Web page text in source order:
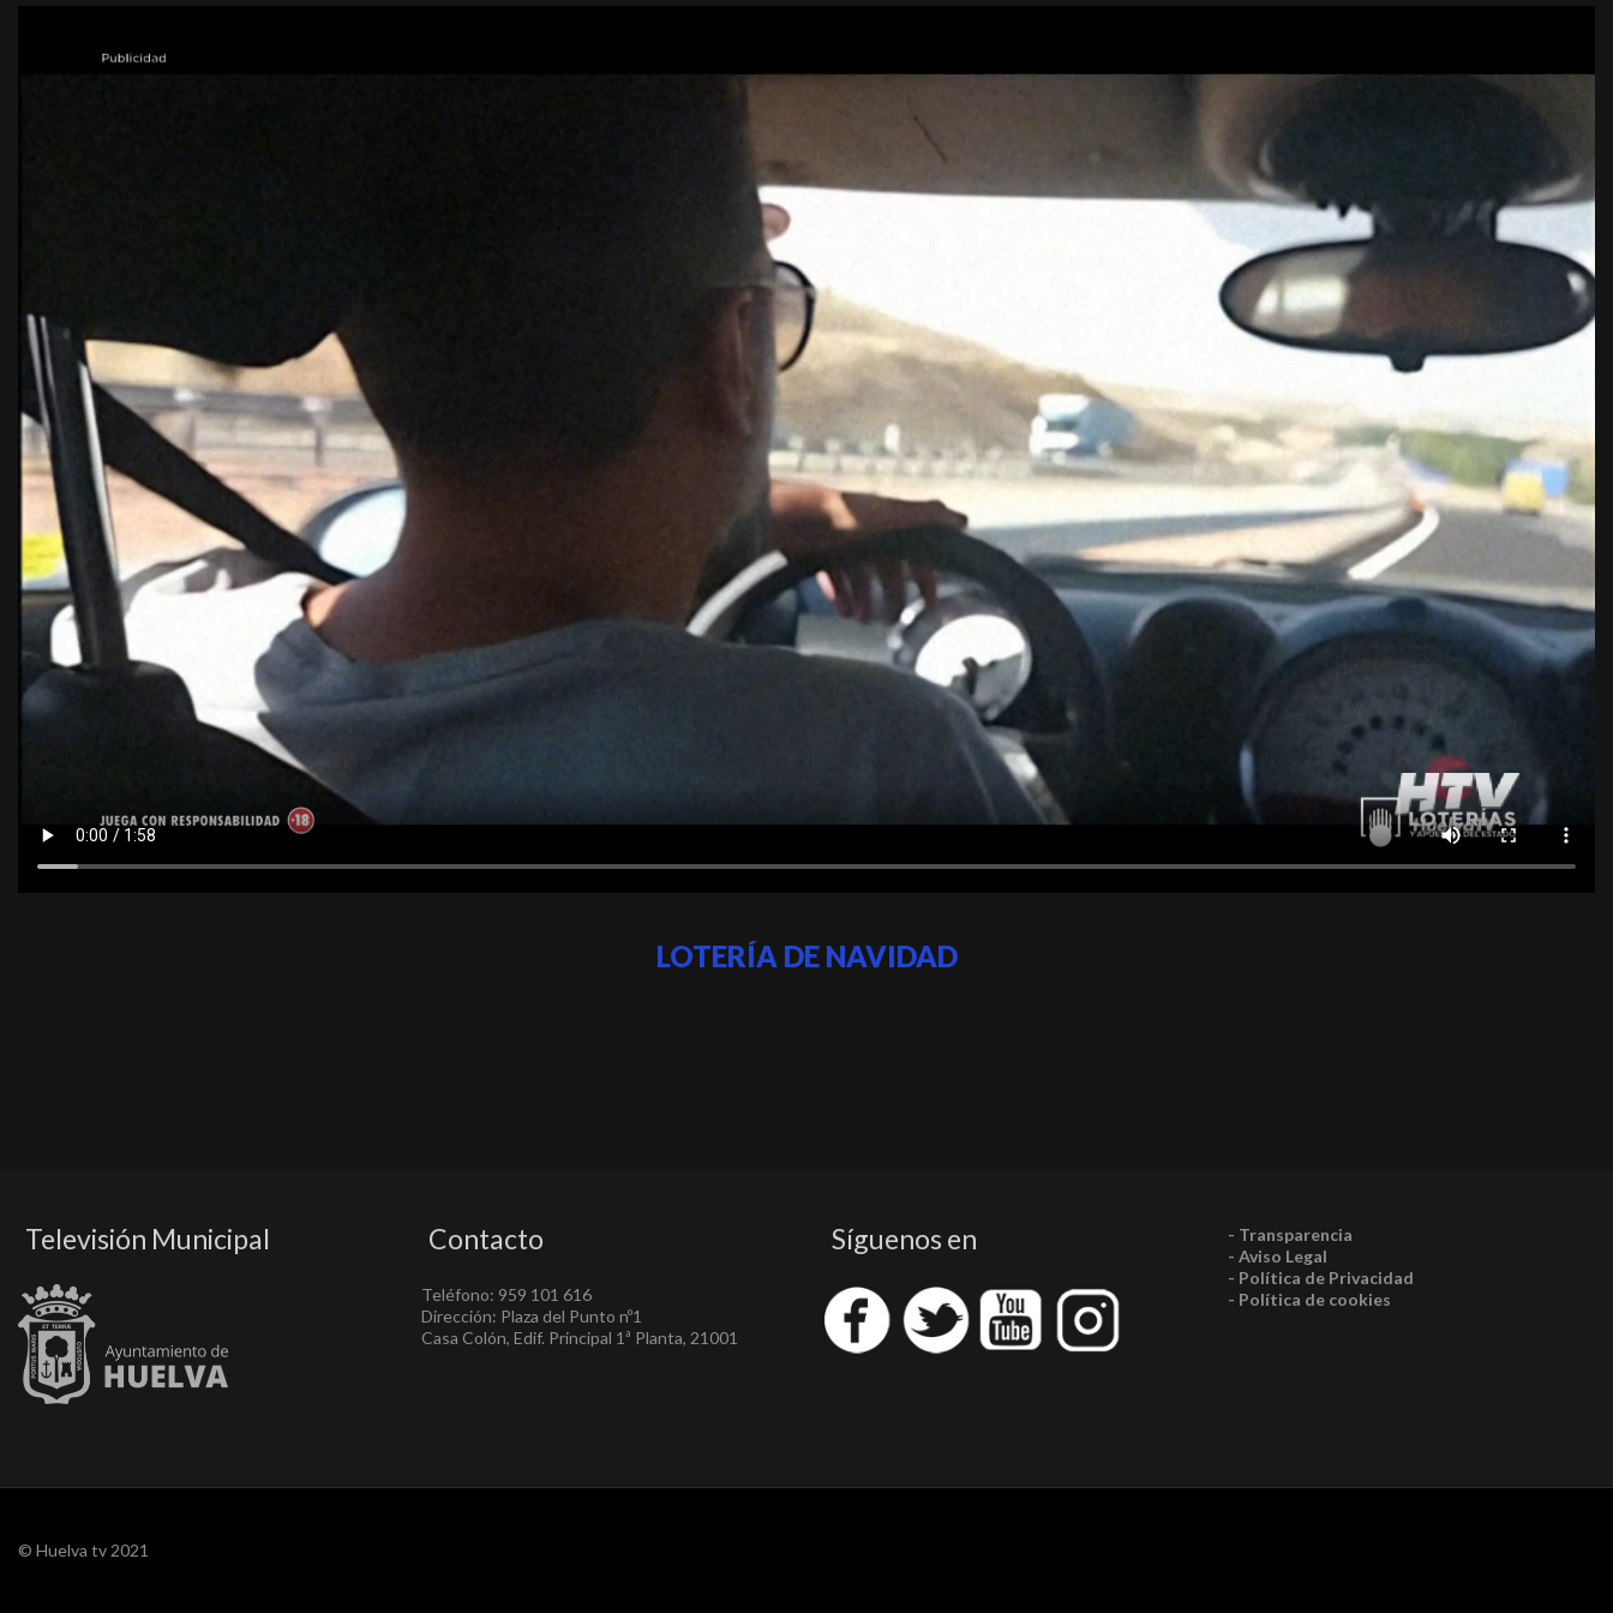
LOTERÍA DE NAVIDAD
Televisión Municipal Contacto
Teléfono: 959 101 616
Dirección: Plaza del Punto nº1
Casa Colón, Edif. Principal 1ª Planta, 21001
Síguenos en
- Transparencia
- Aviso Legal
- Política de Privacidad
- Política de cookies
© Huelva tv 2021